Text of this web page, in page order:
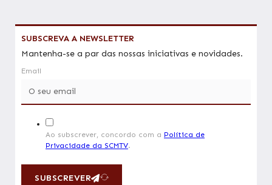
SUBSCREVA A NEWSLETTER
Mantenha-se a par das nossas iniciativas e novidades.
Email
Ao subscrever, concordo com a Política de
Privacidade da SCMTV.
SUBSCREVER